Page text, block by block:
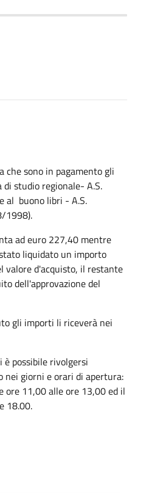
che sono in pagamento gli
studio regionale- A.S.
al buono libri - A.S.
1998).
ad euro 227,40 mentre
liquidato un importo
valore d'acquisto, il restante
dell'approvazione del
gli importi li riceverà nei
possibile rivolgersi
giorni e orari di apertura:
ore 11,00 alle ore 13,00 ed il
18.00.